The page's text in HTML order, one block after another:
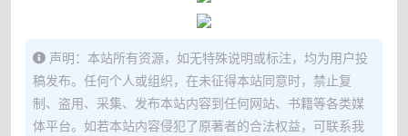
声明：本站所有资源，如无特殊说明或标注，均为用户投
稿发布。任何个人或组织，在未征得本站同意时，禁止复
制、盗用、采集、发布本站内容到任何网站、书籍等各类媒
体平台。如若本站内容侵犯了原著者的合法权益，可联系我